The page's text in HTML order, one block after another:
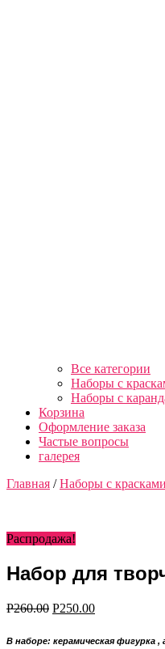
Все категории
Наборы с
Наборы с
Корзина
Оформление заказа
Частые вопросы
галерея
Главная /Наборы с красками
Распродажа!
Набор для
Р260.00 Р250.00
В наборе: керамическая фигурка ,